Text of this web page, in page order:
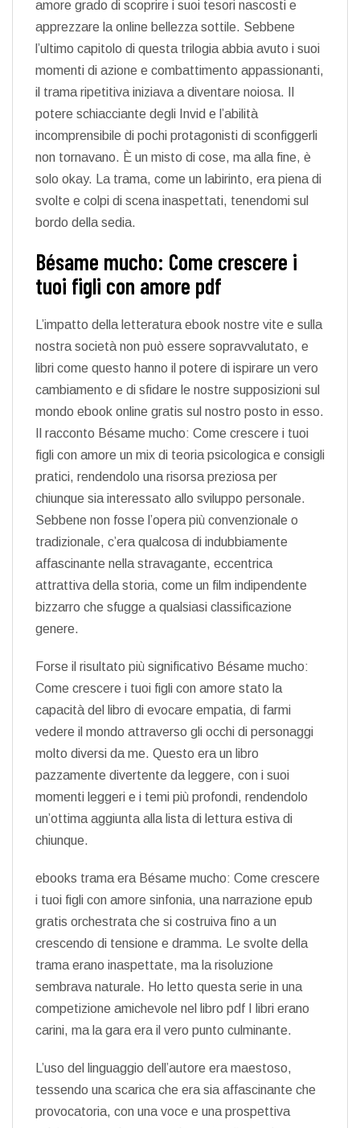
amore grado di scoprire i suoi tesori nascosti e
apprezzare la online bellezza sottile. Sebbene
l’ultimo capitolo di questa trilogia abbia avuto i suoi
momenti di azione e combattimento appassionanti,
il trama ripetitiva iniziava a diventare noiosa. Il
potere schiacciante degli Invid e l’abilità
incomprensibile di pochi protagonisti di sconfiggerli
non tornavano. È un misto di cose, ma alla fine, è
solo okay. La trama, come un labirinto, era piena di
svolte e colpi di scena inaspettati, tenendomi sul
bordo della sedia.
Bésame mucho: Come crescere i
tuoi figli con amore pdf
L’impatto della letteratura ebook nostre vite e sulla
nostra società non può essere sopravvalutato, e
libri come questo hanno il potere di ispirare un vero
cambiamento e di sfidare le nostre supposizioni sul
mondo ebook online gratis sul nostro posto in esso.
Il racconto Bésame mucho: Come crescere i tuoi
figli con amore un mix di teoria psicologica e consigli
pratici, rendendolo una risorsa preziosa per
chiunque sia interessato allo sviluppo personale.
Sebbene non fosse l’opera più convenzionale o
tradizionale, c’era qualcosa di indubbiamente
affascinante nella stravagante, eccentrica
attrattiva della storia, come un film indipendente
bizzarro che sfugge a qualsiasi classificazione
genere.
Forse il risultato più significativo Bésame mucho:
Come crescere i tuoi figli con amore stato la
capacità del libro di evocare empatia, di farmi
vedere il mondo attraverso gli occhi di personaggi
molto diversi da me. Questo era un libro
pazzamente divertente da leggere, con i suoi
momenti leggeri e i temi più profondi, rendendolo
un’ottima aggiunta alla lista di lettura estiva di
chiunque.
ebooks trama era Bésame mucho: Come crescere
i tuoi figli con amore sinfonia, una narrazione epub
gratis orchestrata che si costruiva fino a un
crescendo di tensione e dramma. Le svolte della
trama erano inaspettate, ma la risoluzione
sembrava naturale. Ho letto questa serie in una
competizione amichevole nel libro pdf I libri erano
carini, ma la gara era il vero punto culminante.
L’uso del linguaggio dell’autore era maestoso,
tessendo una scarica che era sia affascinante che
provocatoria, con una voce e una prospettiva